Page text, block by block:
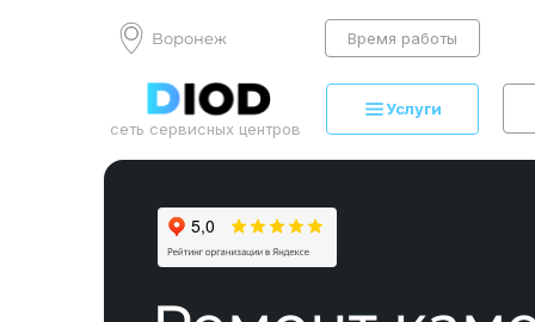
Воронеж Время работы
сеть сервисных центров
Услуги